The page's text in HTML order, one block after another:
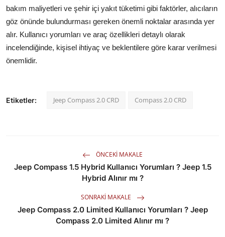
bakım maliyetleri ve şehir içi yakıt tüketimi gibi faktörler, alıcıların
göz önünde bulundurması gereken önemli noktalar arasında yer
alır. Kullanıcı yorumları ve araç özellikleri detaylı olarak
incelendiğinde, kişisel ihtiyaç ve beklentilere göre karar verilmesi
önemlidir.
Etiketler: Jeep Compass 2.0 CRD Compass 2.0 CRD
ÖNCEKI MAKALE
Jeep Compass 1.5 Hybrid Kullanıcı Yorumları ? Jeep 1.5
Hybrid Alınır mı ?
SONRAKI MAKALE
Jeep Compass 2.0 Limited Kullanıcı Yorumları ? Jeep
Compass 2.0 Limited Alınır mı ?